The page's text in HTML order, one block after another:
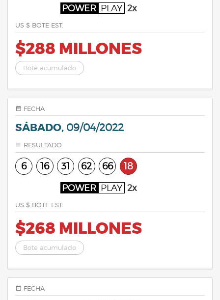
POWER PLAY 2x
US $ BOTE EST.
$288 MILLONES
Bote acumulado
FECHA
SÁBADO, 09/04/2022
RESULTADO
6 16 31 62 66 18
POWER PLAY 2x
US $ BOTE EST.
$268 MILLONES
Bote acumulado
FECHA